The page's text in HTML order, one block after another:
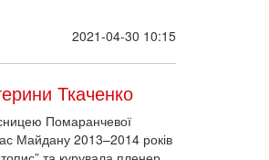
2021-04-30 10:15
Ткаченко
Помаранчевої
Майдану 2013–2014 років